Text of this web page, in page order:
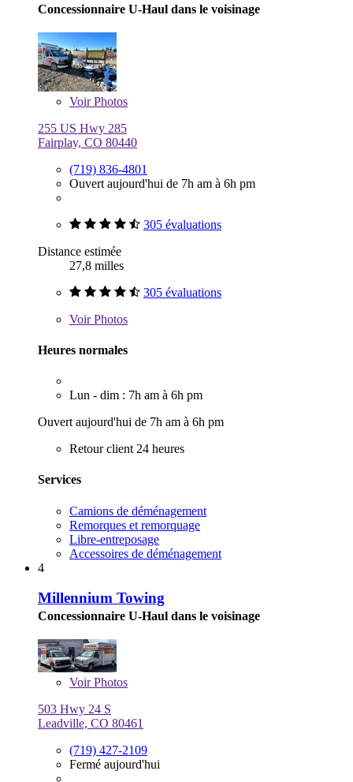
Concessionnaire U-Haul dans le voisinage
VoirPhotos
255 US Hwy 285
Fairplay, CO 80440
(719) 836-4801
Ouvert aujourd'hui de 7h am à 6h pm
305 évaluations
Distance estimée
27,8 milles
305 évaluations
VoirPhotos
Heures normales
Lun - dim : 7h am à 6h pm
Ouvert aujourd'hui de 7h am à 6h pm
Retour client 24 heures
Services
Camions de déménagement
Remorques et remorquage
Libre-entreposage
Accessoires de déménagement
4
Millennium Towing
Concessionnaire U-Haul dans le voisinage
VoirPhotos
503 Hwy 24 S
Leadville, CO 80461
(719) 427-2109
Fermé aujourd'hui